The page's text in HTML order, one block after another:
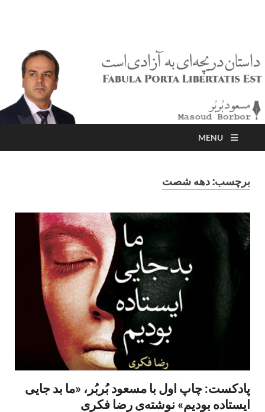
MENU
برچسب:دهه شصت
پادکست: چاپ اول با مسعود بُربُر، «ما بد جایی
ایستاده بودیم» نوشته‌ی رضا فکری